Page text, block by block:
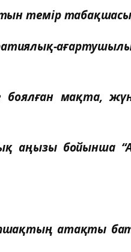
темір
мақта, жүн
бойынша
атақты